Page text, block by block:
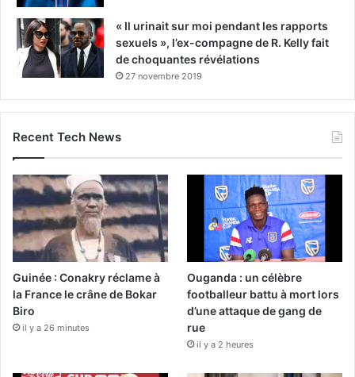
« Il urinait sur moi pendant les rapports
sexuels », l’ex-compagne de R. Kelly fait
de choquantes révélations
27 novembre 2019
Recent Tech News
Guinée : Conakry réclame à
la France le crâne de Bokar
Biro
il y a 26 minutes
Ouganda : un célèbre
footballeur battu à mort lors
d’une attaque de gang de
rue
il y a 2 heures